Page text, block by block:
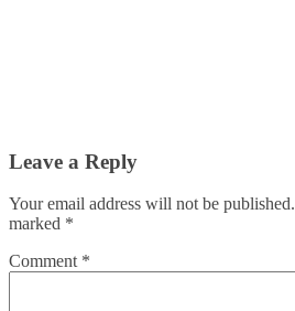
Leave a Reply
Your email address will not be published.
marked *
Comment *